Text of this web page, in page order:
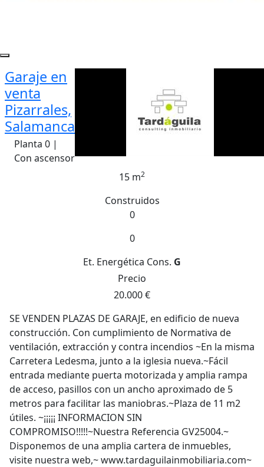
Garaje en
venta
Pizarrales,
Salamanca
Planta 0 |
Con ascensor
15 m2
Construidos
0
0
Et. Energética Cons. G
Precio
20.000 €
SE VENDEN PLAZAS DE GARAJE, en edificio de nueva
construcción. Con cumplimiento de Normativa de
ventilación, extracción y contra incendios ~En la misma
Carretera Ledesma, junto a la iglesia nueva.~Fácil
entrada mediante puerta motorizada y amplia rampa
de acceso, pasillos con un ancho aproximado de 5
metros para facilitar las maniobras.~Plaza de 11 m2
útiles. ~¡¡¡¡¡ INFORMACION SIN
COMPROMISO!!!!!~Nuestra Referencia GV25004.~
Disponemos de una amplia cartera de inmuebles,
visite nuestra web,~ www.tardaguilainmobiliaria.com~